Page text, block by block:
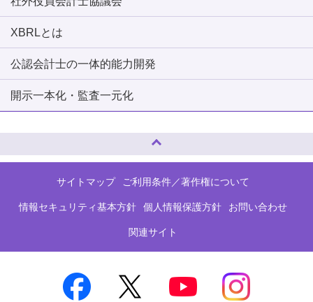
XBRLとは
公認会計士の一体的能力開発
開示一本化・監査一元化
サイトマップ ご利用条件／著作権について
情報セキュリティ基本方針 個人情報保護方針 お問い合わせ
関連サイト